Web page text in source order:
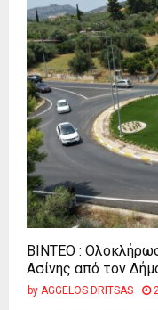
ΒΙΝΤΕΟ :
Ασίνης από τον
by AGGELOS DRITSAS